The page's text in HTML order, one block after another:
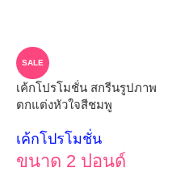
SALE
เค้กโปรโมชั่น สกรีนรูปภาพ
ตกแต่งหัวใจสีชมพู
เค้กโปรโมชั่น
ขนาด 2 ปอนด์